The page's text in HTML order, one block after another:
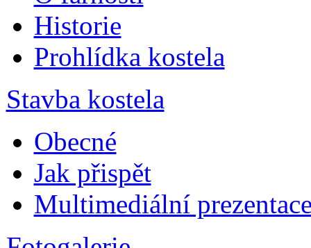
Historie
Prohlídka kostela
Stavba kostela
Obecné
Jak přispět
Multimediální